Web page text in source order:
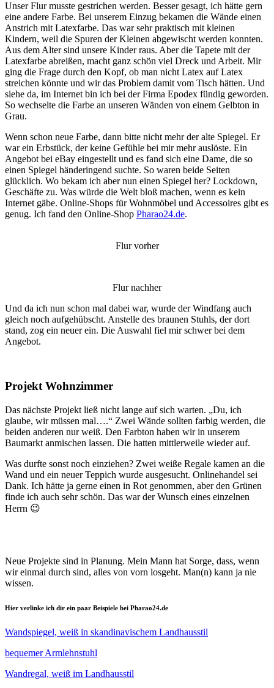
Unser Flur musste gestrichen werden. Besser gesagt, ich hätte gern
eine andere Farbe. Bei unserem Einzug bekamen die Wände einen
Anstrich mit Latexfarbe. Das war sehr praktisch mit kleinen
Kindern, weil die Spuren der Kleinen abgewischt werden konnten.
Aus dem Alter sind unsere Kinder raus. Aber die Tapete mit der
Latexfarbe abreißen, macht ganz schön viel Dreck und Arbeit. Mir
ging die Frage durch den Kopf, ob man nicht Latex auf Latex
streichen könnte und wir das Problem damit vom Tisch hätten. Und
siehe da, im Internet bin ich bei der Firma Epodex fündig geworden.
So wechselte die Farbe an unseren Wänden von einem Gelbton in
Grau.
Wenn schon neue Farbe, dann bitte nicht mehr der alte Spiegel. Er
war ein Erbstück, der keine Gefühle bei mir mehr auslöste. Ein
Angebot bei eBay eingestellt und es fand sich eine Dame, die so
einen Spiegel händeringend suchte. So waren beide Seiten
glücklich. Wo bekam ich aber nun einen Spiegel her? Lockdown,
Geschäfte zu. Was würde die Welt bloß machen, wenn es kein
Internet gäbe. Online-Shops für Wohnmöbel und Accessoires gibt es
genug. Ich fand den Online-Shop Pharao24.de.
Flur vorher
Flur nachher
Und da ich nun schon mal dabei war, wurde der Windfang auch
gleich noch aufgehübscht. Anstelle des braunen Stuhls, der dort
stand, zog ein neuer ein. Die Auswahl fiel mir schwer bei dem
Angebot.
Projekt Wohnzimmer
Das nächste Projekt ließ nicht lange auf sich warten. „Du, ich
glaube, wir müssen mal….“ Zwei Wände sollten farbig werden, die
beiden anderen nur weiß. Den Farbton haben wir in unserem
Baumarkt anmischen lassen. Die hatten mittlerweile wieder auf.
Was durfte sonst noch einziehen? Zwei weiße Regale kamen an die
Wand und ein neuer Teppich wurde ausgesucht. Onlinehandel sei
Dank. Ich hätte ja gerne einen in Rot genommen, aber den Grünen
finde ich auch sehr schön. Das war der Wunsch eines einzelnen
Herrn 😉
Neue Projekte sind in Planung. Mein Mann hat Sorge, dass, wenn
wir einmal durch sind, alles von vorn losgeht. Man(n) kann ja nie
wissen.
Hier verlinke ich dir ein paar Beispiele bei Pharao24.de
Wandspiegel, weiß in skandinavischem Landhausstil
bequemer Armlehnstuhl
Wandregal, weiß im Landhausstil